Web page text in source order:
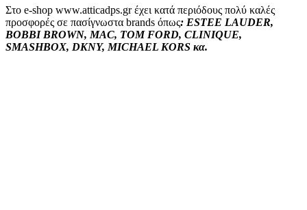
Στο e-shop www.atticadps.gr έχει κατά περιόδους πολύ καλές
προσφορές σε πασίγνωστα brands όπως: ESTEE LAUDER,
BOBBI BROWN, MAC, TOM FORD, CLINIQUE,
SMASHBOX, DKNY, MICHAEL KORS κα.